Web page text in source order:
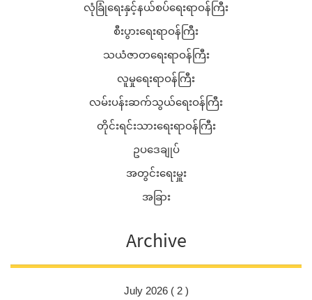
လုံခြုံရေးနှင့်နယ်စပ်ရေးရာဝန်ကြီး
စီးပွားရေးရာဝန်ကြီး
သယံဇာတရေးရာဝန်ကြီး
လူမှုရေးရာဝန်ကြီး
လမ်းပန်းဆက်သွယ်ရေးဝန်ကြီး
တိုင်းရင်းသားရေးရာဝန်ကြီး
ဥပဒေချုပ်
အတွင်းရေးမှူး
အခြား
Archive
July 2026 ( 2 )